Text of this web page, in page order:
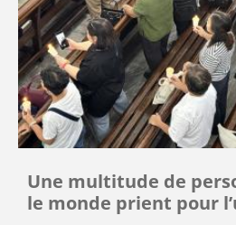
Une multitude de
le monde prient pour